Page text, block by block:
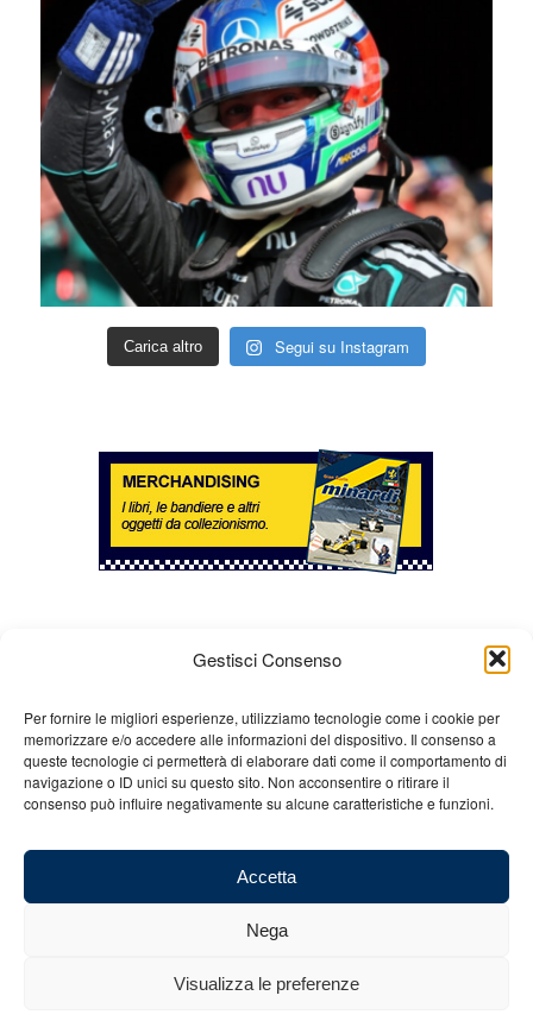
Gestisci Consenso
Per fornire le migliori esperienze, utilizziamo tecnologie come i cookie per
memorizzare e/o accedere alle informazioni del dispositivo. Il consenso a
queste tecnologie ci permetterà di elaborare dati come il comportamento di
navigazione o ID unici su questo sito. Non acconsentire o ritirare il
consenso può influire negativamente su alcune caratteristiche e funzioni.
Accetta
Nega
Visualizza le preferenze
Carica altro Segui su Instagram
Chi siamo Gian Carlo Minardi
Gear
Merchandising
Partners Contatti
03101011207 - REA: BO 491926 (sede legale) - REA: RA 199431 (sede